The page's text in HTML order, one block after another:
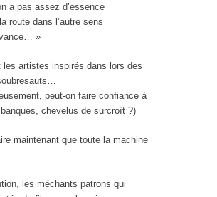
a pas assez d’essence
route dans l’autre sens
»
les artistes inspirés dans lors des
peut-on faire confiance à
chevelus de surcroît ?)
maintenant que toute la machine
les méchants patrons qui